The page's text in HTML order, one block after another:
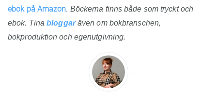
ebok på Amazon. Böckerna finns både som tryckt och
ebok. Tinabloggaräven om bokbranschen,
bokproduktion och egenutgivning.